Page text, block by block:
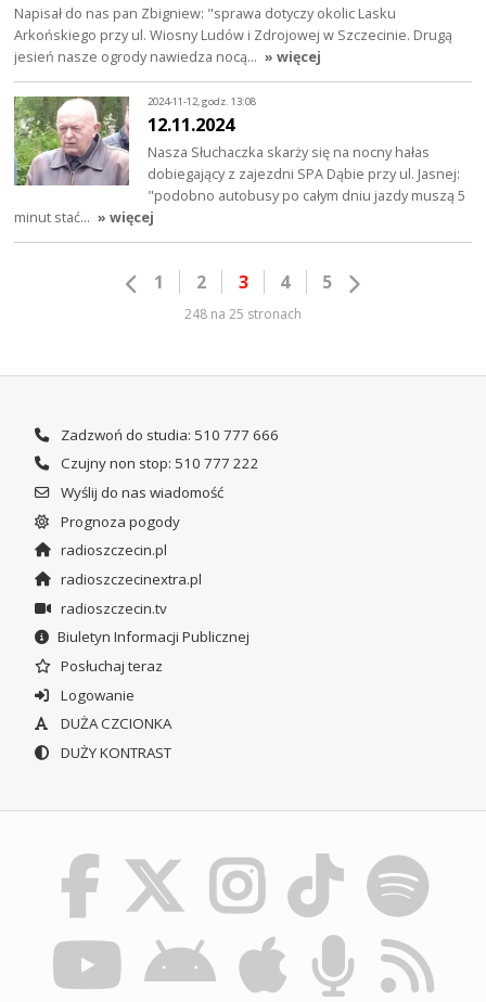
Napisał do nas pan Zbigniew: "sprawa dotyczy okolic Lasku
Arkońskiego przy ul. Wiosny Ludów i Zdrojowej w Szczecinie. Drugą
jesień nasze ogrody nawiedza nocą… » więcej
2024-11-12, godz. 13:08
12.11.2024
Nasza Słuchaczka skarży się na nocny hałas
dobiegający z zajezdni SPA Dąbie przy ul. Jasnej:
"podobno autobusy po całym dniu jazdy muszą 5
minut stać… » więcej
1 2 3 4 5
248 na 25 stronach
Zadzwoń do studia: 510 777 666
Czujny non stop: 510 777 222
Wyślij do nas wiadomość
Prognoza pogody
radioszczecin.pl
radioszczecinextra.pl
radioszczecin.tv
Biuletyn Informacji Publicznej
Posłuchaj teraz
Logowanie
DUŻA CZCIONKA
DUŻY KONTRAST